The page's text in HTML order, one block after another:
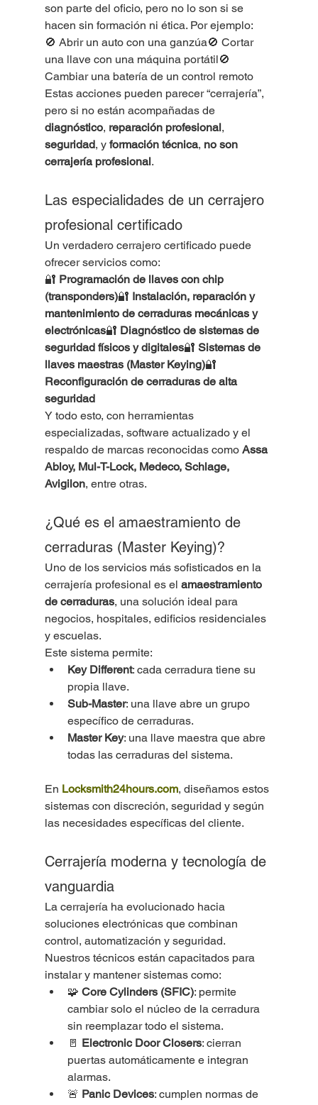
son parte del oficio, pero no lo son si se
hacen sin formación ni ética. Por ejemplo:
🚫 Abrir un auto con una ganzúa🚫 Cortar
una llave con una máquina portátil🚫
Cambiar una batería de un control remoto
Estas acciones pueden parecer “cerrajería”,
pero si no están acompañadas de
diagnóstico, reparación profesional,
seguridad, y formación técnica, no son
cerrajería profesional.
Las especialidades de un cerrajero
profesional certificado
Un verdadero cerrajero certificado puede
ofrecer servicios como:
🔐 Programación de llaves con chip
(transponders)🔐 Instalación, reparación y
mantenimiento de cerraduras mecánicas y
electrónicas🔐 Diagnóstico de sistemas de
seguridad físicos y digitales🔐 Sistemas de
llaves maestras (Master Keying)🔐
Reconfiguración de cerraduras de alta
seguridad
Y todo esto, con herramientas
especializadas, software actualizado y el
respaldo de marcas reconocidas como Assa
Abloy, Mul-T-Lock, Medeco, Schlage,
Avigilon, entre otras.
¿Qué es el amaestramiento de
cerraduras (Master Keying)?
Uno de los servicios más sofisticados en la
cerrajería profesional es el amaestramiento
de cerraduras, una solución ideal para
negocios, hospitales, edificios residenciales
y escuelas.
Este sistema permite:
Key Different: cada cerradura tiene su
propia llave.
Sub-Master: una llave abre un grupo
específico de cerraduras.
Master Key: una llave maestra que abre
todas las cerraduras del sistema.
En Locksmith24hours.com, diseñamos estos
sistemas con discreción, seguridad y según
las necesidades específicas del cliente.
Cerrajería moderna y tecnología de
vanguardia
La cerrajería ha evolucionado hacia
soluciones electrónicas que combinan
control, automatización y seguridad.
Nuestros técnicos están capacitados para
instalar y mantener sistemas como:
🧩 Core Cylinders (SFIC): permite
cambiar solo el núcleo de la cerradura
sin reemplazar todo el sistema.
🚪 Electronic Door Closers: cierran
puertas automáticamente e integran
alarmas.
🚨 Panic Devices: cumplen normas de